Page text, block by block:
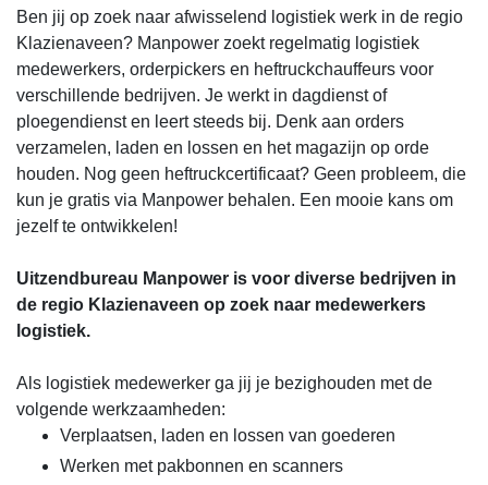
Ben jij op zoek naar afwisselend logistiek werk in de regio
Klazienaveen? Manpower zoekt regelmatig logistiek
medewerkers, orderpickers en heftruckchauffeurs voor
verschillende bedrijven. Je werkt in dagdienst of
ploegendienst en leert steeds bij. Denk aan orders
verzamelen, laden en lossen en het magazijn op orde
houden. Nog geen heftruckcertificaat? Geen probleem, die
kun je gratis via Manpower behalen. Een mooie kans om
jezelf te ontwikkelen!
Uitzendbureau Manpower is voor diverse bedrijven in
de regio Klazienaveen op zoek naar medewerkers
logistiek.
Als logistiek medewerker ga jij je bezighouden met de
volgende werkzaamheden:
Verplaatsen, laden en lossen van goederen
Werken met pakbonnen en scanners